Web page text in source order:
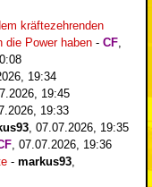
kräftezehrenden
die Power haben - CF
19:34
19:45
19:33
07.07.2026, 19:35
07.07.2026, 19:36
- markus93